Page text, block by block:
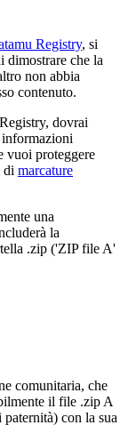
Registry, si
dimostrare che la
non abbia
contenuto.
dovrai
vuoi proteggere
di marcature
una
la
.zip ('ZIP file A'
comunitaria, che
il file .zip A
con la sua